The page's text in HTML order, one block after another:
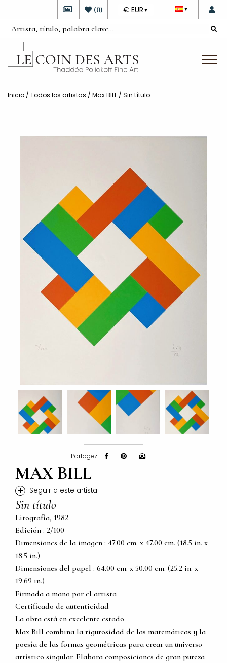
▼
DEVISE
€ EUR ▼
(0)
Inicio / Todos los artistas / Max BILL / Sin título
Partagez :
MAX BILL
+ Seguir a este artista
Sin título
Litografía, 1982
Edición : 2/100
Dimensiones de la imagen : 47.00 cm. x 47.00 cm. (18.5 in. x
18.5 in.)
Dimensiones del papel : 64.00 cm. x 50.00 cm. (25.2 in. x
19.69 in.)
Firmada a mano por el artista
Certificado de autenticidad
La obra está en excelente estado
Max Bill combina la rigurosidad de las matemáticas y la
poesía de las formas geométricas para crear un universo
artístico singular. Elabora composiciones de gran pureza